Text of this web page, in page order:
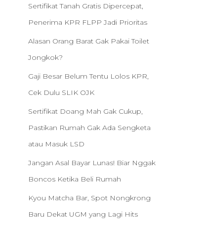
Sertifikat Tanah Gratis Dipercepat,
Penerima KPR FLPP Jadi Prioritas
Alasan Orang Barat Gak Pakai Toilet
Jongkok?
Gaji Besar Belum Tentu Lolos KPR,
Cek Dulu SLIK OJK
Sertifikat Doang Mah Gak Cukup,
Pastikan Rumah Gak Ada Sengketa
atau Masuk LSD
Jangan Asal Bayar Lunas! Biar Nggak
Boncos Ketika Beli Rumah
Kyou Matcha Bar, Spot Nongkrong
Baru Dekat UGM yang Lagi Hits